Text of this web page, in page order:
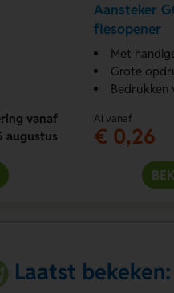
vanaf
augustus
Aansteker
flesopener
Met
Grote
Al vanaf
€ 0,26
Laatst bekeken: